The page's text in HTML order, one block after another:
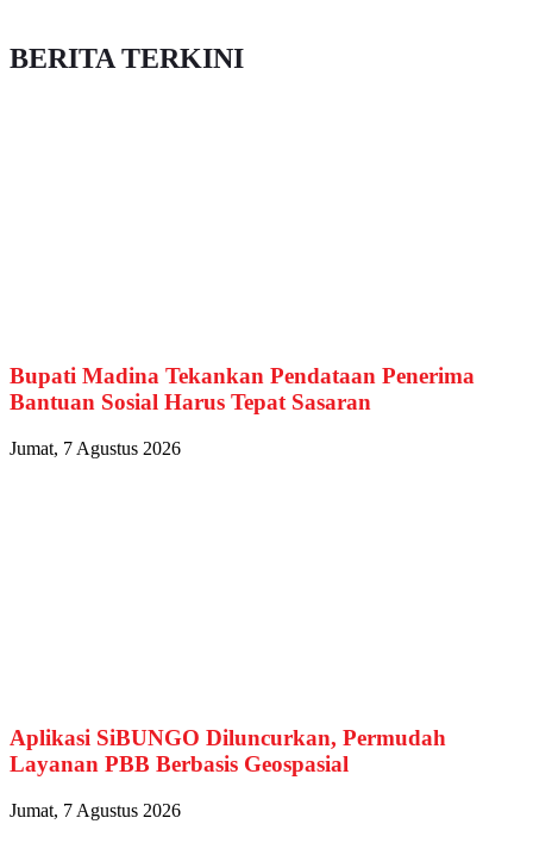
BERITA TERKINI
Bupati Madina Tekankan Pendataan Penerima
Bantuan Sosial Harus Tepat Sasaran
Jumat, 7 Agustus 2026
Aplikasi SiBUNGO Diluncurkan, Permudah
Layanan PBB Berbasis Geospasial
Jumat, 7 Agustus 2026